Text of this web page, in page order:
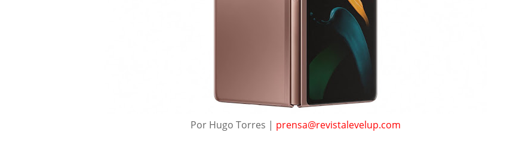
Por Hugo Torres | prensa@revistalevelup.com